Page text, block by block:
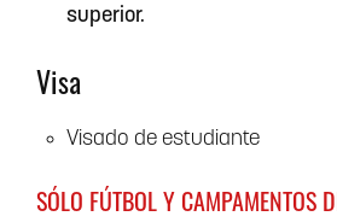
superior.
Visa
Visado de estudiante
SÓLO FÚTBOL Y CAMPAMENTOS